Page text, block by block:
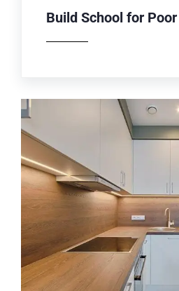
Build School for